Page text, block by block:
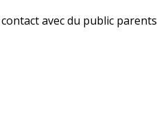
avec du public parents